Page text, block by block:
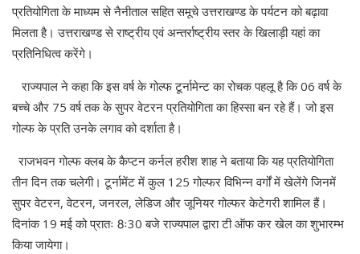
प्रतियोगिता के माध्यम से नैनीताल सहित समूचे उत्तराखण्ड के पर्यटन को बढ़ावा
मिलता है। उत्तराखण्ड से राष्ट्रीय एवं अन्तर्राष्ट्रीय स्तर के खिलाड़ी यहां का
प्रतिनिधित्व करेंगे।
राज्यपाल ने कहा कि इस वर्ष के गोल्फ टूर्नामेन्ट का रोचक पहलू है कि 06 वर्ष के
बच्चे और 75 वर्ष तक के सुपर वेटरन प्रतियोगिता का हिस्सा बन रहे हैं। जो इस
गोल्फ के प्रति उनके लगाव को दर्शाता है।
राजभवन गोल्फ क्लब के कैप्टन कर्नल हरीश शाह ने बताया कि यह प्रतियोगिता
तीन दिन तक चलेगी। टूर्नामेंट में कुल 125 गोल्फर विभिन्न वर्गों में खेलेंगे जिनमें
सुपर वेटरन, वेटरन, जनरल, लेडिज और जूनियर गोल्फर केटेगरी शामिल हैं।
दिनांक 19 मई को प्रातः 8ः30 बजे राज्यपाल द्वारा टी ऑफ कर खेल का शुभारम्भ
किया जायेगा।